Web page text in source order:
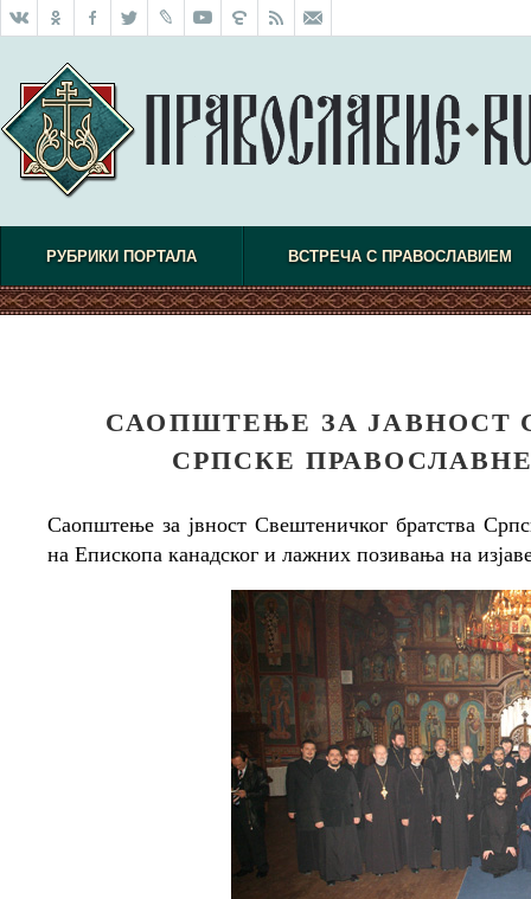
РУБРИКИ ПОРТАЛА ВСТРЕЧА С ПРАВОСЛАВИЕМ
САОПШТЕЊЕ ЗА ЈАВНОСТ
СРПСКЕ
Саопштење за јвност Свештеничког братства
на Епископа канадског и лажних позивања на